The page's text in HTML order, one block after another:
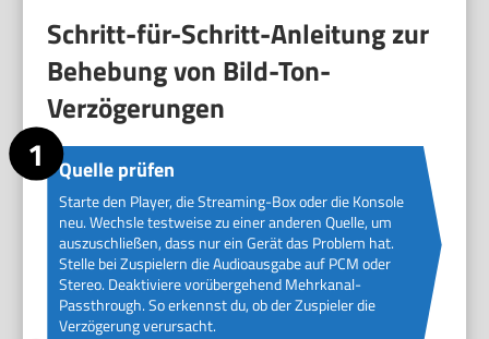
Schritt-für-Schritt-Anleitung zur
Behebung von Bild-Ton-
Verzögerungen
Quelle prüfen
Starte den Player, die Streaming-Box oder die Konsole
neu. Wechsle testweise zu einer anderen Quelle, um
auszuschließen, dass nur ein Gerät das Problem hat.
Stelle bei Zuspielern die Audioausgabe auf PCM oder
Stereo. Deaktiviere vorübergehend Mehrkanal-
Passthrough. So erkennst du, ob der Zuspieler die
Verzögerung verursacht.